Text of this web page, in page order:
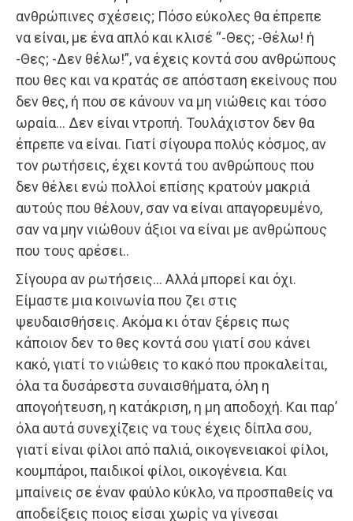
ανθρώπινες σχέσεις; Πόσο εύκολες θα έπρεπε
να είναι, με ένα απλό και κλισέ “-Θες; -Θέλω! ή
-Θες; -Δεν θέλω!”, να έχεις κοντά σου ανθρώπους
που θες και να κρατάς σε απόσταση εκείνους που
δεν θες, ή που σε κάνουν να μη νιώθεις και τόσο
ωραία… Δεν είναι ντροπή. Τουλάχιστον δεν θα
έπρεπε να είναι. Γιατί σίγουρα πολύς κόσμος, αν
τον ρωτήσεις, έχει κοντά του ανθρώπους που
δεν θέλει ενώ πολλοί επίσης κρατούν μακριά
αυτούς που θέλουν, σαν να είναι απαγορευμένο,
σαν να μην νιώθουν άξιοι να είναι με ανθρώπους
που τους αρέσει..
Σίγουρα αν ρωτήσεις… Αλλά μπορεί και όχι.
Είμαστε μια κοινωνία που ζει στις
ψευδαισθήσεις. Ακόμα κι όταν ξέρεις πως
κάποιον δεν το θες κοντά σου γιατί σου κάνει
κακό, γιατί το νιώθεις το κακό που προκαλείται,
όλα τα δυσάρεστα συναισθήματα, όλη η
απογοήτευση, η κατάκριση, η μη αποδοχή. Και παρ’
όλα αυτά συνεχίζεις να τους έχεις δίπλα σου,
γιατί είναι φίλοι από παλιά, οικογενειακοί φίλοι,
κουμπάροι, παιδικοί φίλοι, οικογένεια. Και
μπαίνεις σε έναν φαύλο κύκλο, να προσπαθείς να
αποδείξεις ποιος είσαι χωρίς να γίνεσαι